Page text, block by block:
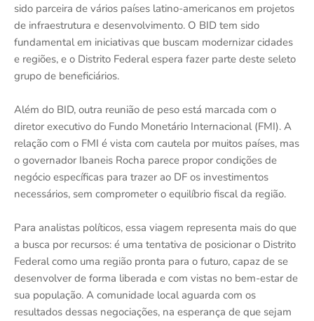
sido parceira de vários países latino-americanos em projetos
de infraestrutura e desenvolvimento. O BID tem sido
fundamental em iniciativas que buscam modernizar cidades
e regiões, e o Distrito Federal espera fazer parte deste seleto
grupo de beneficiários.
Além do BID, outra reunião de peso está marcada com o
diretor executivo do Fundo Monetário Internacional (FMI). A
relação com o FMI é vista com cautela por muitos países, mas
o governador Ibaneis Rocha parece propor condições de
negócio específicas para trazer ao DF os investimentos
necessários, sem comprometer o equilíbrio fiscal da região.
Para analistas políticos, essa viagem representa mais do que
a busca por recursos: é uma tentativa de posicionar o Distrito
Federal como uma região pronta para o futuro, capaz de se
desenvolver de forma liberada e com vistas no bem-estar de
sua população. A comunidade local aguarda com os
resultados dessas negociações, na esperança de que sejam